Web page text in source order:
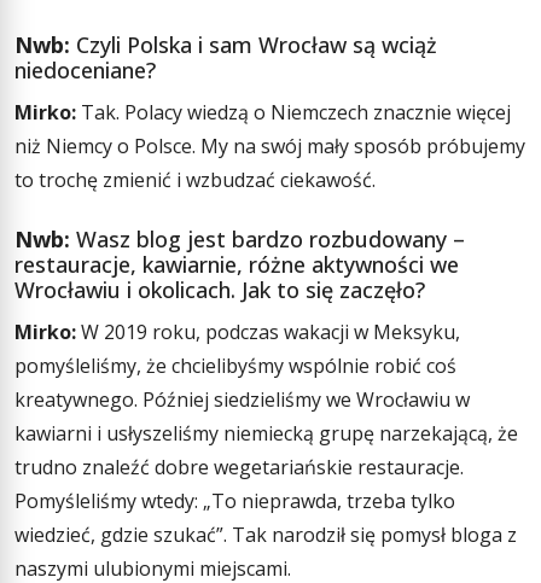
Nwb: Czyli Polska i sam Wrocław są wciąż
niedoceniane?
Mirko: Tak. Polacy wiedzą o Niemczech znacznie więcej
niż Niemcy o Polsce. My na swój mały sposób próbujemy
to trochę zmienić i wzbudzać ciekawość.
Nwb: Wasz blog jest bardzo rozbudowany –
restauracje, kawiarnie, różne aktywności we
Wrocławiu i okolicach. Jak to się zaczęło?
Mirko:W 2019 roku, podczas wakacji w Meksyku,
pomyśleliśmy, że chcielibyśmy wspólnie robić coś
kreatywnego. Później siedzieliśmy we Wrocławiu w
kawiarni i usłyszeliśmy niemiecką grupę narzekającą, że
trudno znaleźć dobre wegetariańskie restauracje.
Pomyśleliśmy wtedy: „To nieprawda, trzeba tylko
wiedzieć, gdzie szukać”. Tak narodził się pomysł bloga z
naszymi ulubionymi miejscami.